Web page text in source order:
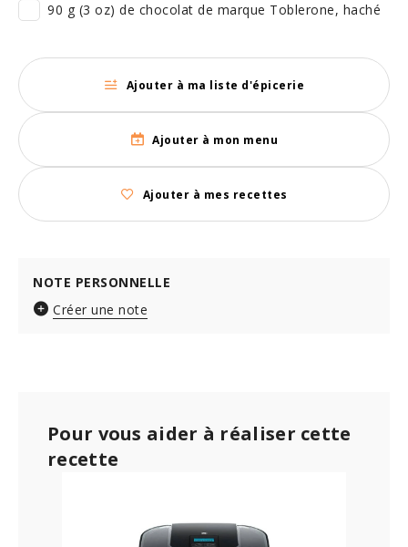
90 g (3 oz) de chocolat de marque Toblerone, haché
Ajouter à ma liste d'épicerie
Ajouter à mon menu
Ajouter à mes recettes
NOTE PERSONNELLE
Créer une note
Pour vous aider à réaliser cette
recette